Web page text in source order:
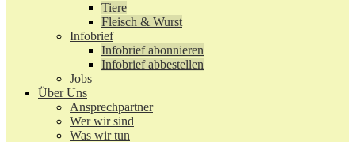
Tiere
Fleisch & Wurst
Infobrief
Infobrief abonnieren
Infobrief abbestellen
Jobs
Über Uns
Ansprechpartner
Wer wir sind
Was wir tun